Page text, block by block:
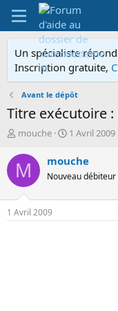
Un spécialiste
Inscription gratuite,
Avant le dépôt
Titre exécutoire :
A
t
e
r
e
mouche
D
t
d
é
1 Avril 2009
M mouche
Nouveau débiteur
1 Avril 2009